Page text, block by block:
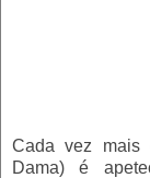
Cada vez mais
Dama) é